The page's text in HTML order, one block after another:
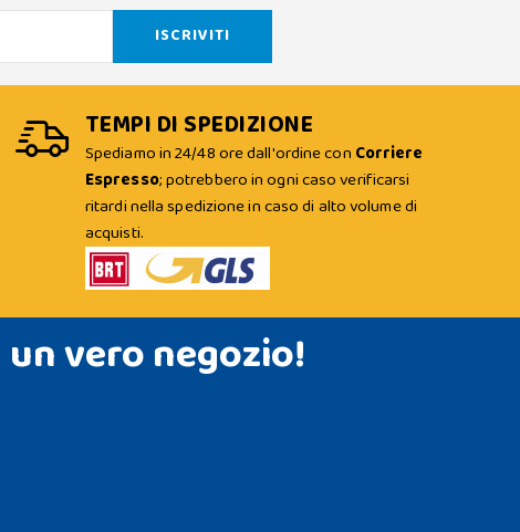
TEMPI DI SPEDIZIONE
Spediamo in 24/48 ore dall'ordine con Corriere
Espresso; potrebbero in ogni caso verificarsi
ritardi nella spedizione in caso di alto volume di
acquisti.
un vero negozio!